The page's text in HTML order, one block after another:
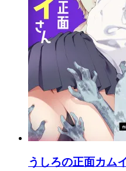
うしろの正面カム